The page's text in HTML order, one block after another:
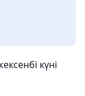
күні